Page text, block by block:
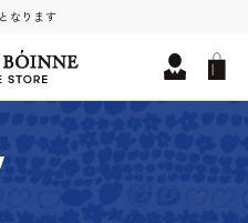
なります